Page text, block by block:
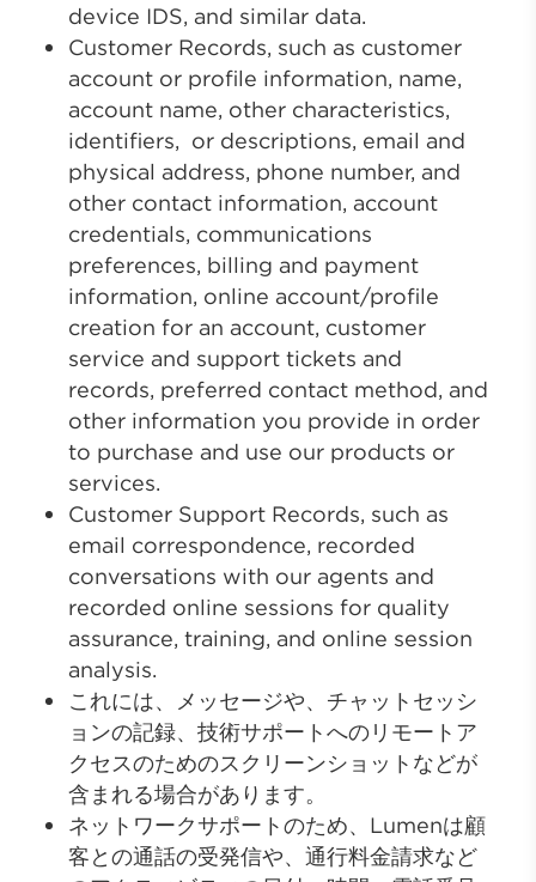
device IDS, and similar data.
Customer Records, such as customer
account or profile information, name,
account name, other characteristics,
identifiers, or descriptions, email and
physical address, phone number, and
other contact information, account
credentials, communications
preferences, billing and payment
information, online account/profile
creation for an account, customer
service and support tickets and
records, preferred contact method, and
other information you provide in order
to purchase and use our products or
services.
Customer Support Records, such as
email correspondence, recorded
conversations with our agents and
recorded online sessions for quality
assurance, training, and online session
analysis.
これには、メッセージや、チャットセッシ
ョンの記録、技術サポートへのリモートア
クセスのためのスクリーンショットなどが
含まれる場合があります。
ネットワークサポートのため、Lumenは顧
客との通話の受発信や、通行料金請求など